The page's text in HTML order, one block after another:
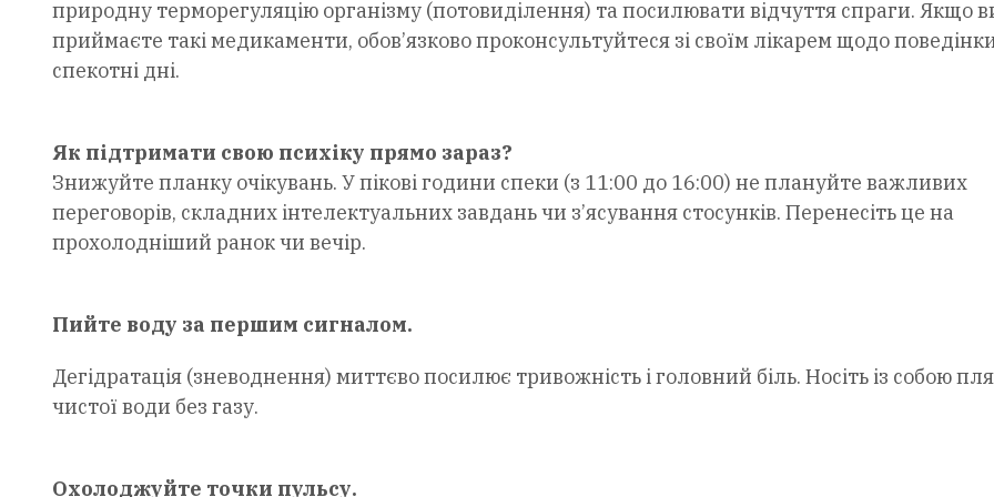
природну терморегуляцію організму (потовиділення) та посилювати відчуття спраги. Якщо
приймаєте такі медикаменти, обов’язково проконсультуйтеся зі своїм лікарем щодо
спекотні дні.
Як підтримати свою психіку прямо зараз?
Знижуйте планку очікувань. У пікові години спеки (з 11:00 до 16:00) не плануйте важливих
переговорів, складних інтелектуальних завдань чи з’ясування стосунків. Перенесіть це на
прохолодніший ранок чи вечір.
Пийте воду за першим сигналом.
Дегідратація (зневоднення) миттєво посилює тривожність і головний біль. Носіть із собою
чистої води без газу.
Охолоджуйте точки пульсу.